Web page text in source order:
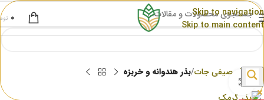
Skip to navigation
Skip to main content
۰
خانه بذر صیفی جات بذر هندوانه و خربزه